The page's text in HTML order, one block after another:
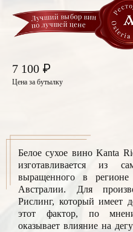
7 100 ₽
Цена за бутылку
Белое сухое вино Kanta
изготавливается из
выращенного в
Австралии. Для
Рислинг, который имеет
этот фактор, по
оказывает влияние на